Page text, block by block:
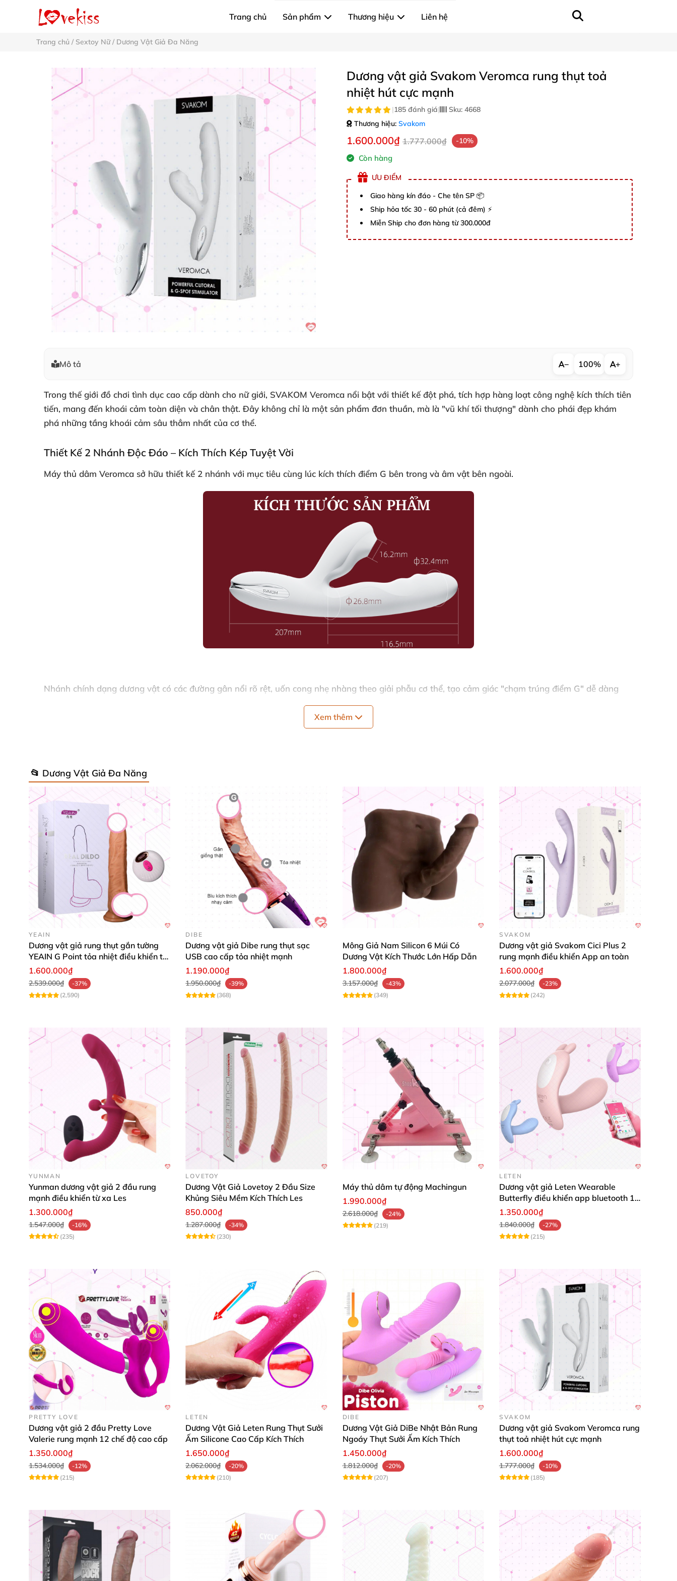
Trang chủ Sản phẩm Thương hiệu Liên hệ
Trang chủ / Sextoy Nữ/ Dương Vật Giả Đa Năng
Dương vật giả Svakom Veromca rung thụt toả
nhiệt hút cực mạnh
|185 đánh giá| Sku: 4668
Thương hiệu: Svakom
1.600.000₫ 1.777.000₫ -10%
Còn hàng
ƯU ĐIỂM
Giao hàng kín đáo - Che tên SP 📦
Ship hỏa tốc 30 - 60 phút (cả đêm) ⚡
Miễn Ship cho đơn hàng từ 300.000đ
Mô tả − 100% +
Trong thế giới đồ chơi tình dục cao cấp dành cho nữ giới, SVAKOM Veromca nổi bật với thiết kế đột phá, tích hợp hàng loạt công nghệ kích thích tiên
tiến, mang đến khoái cảm toàn diện và chân thật. Đây không chỉ là một sản phẩm đơn thuần, mà là "vũ khí tối thượng" dành cho phái đẹp khám
phá những tầng khoái cảm sâu thẳm nhất của cơ thể.
Thiết Kế 2 Nhánh Độc Đáo – Kích Thích Kép Tuyệt Vời
Máy thủ dâm Veromca sở hữu thiết kế 2 nhánh với mục tiêu cùng lúc kích thích điểm G bên trong và âm vật bên ngoài.
Nhánh chính dạng dương vật có các đường gân nổi rõ rệt, uốn cong nhẹ nhàng theo giải phẫu cơ thể, tạo cảm giác "chạm trúng điểm G" dễ dàng
mềm mại , đàn hồi , giúp bạn tận hưởng trải nghiệm một cách tự nhiên và thoải mái nhất.
Chức Năng Đặc Biệt đồ chơi tình dục nữ
Rung Thụt
mãnh liệt.
Người dùng có thể dễ dàng điều chỉnh các mức độ rung từ nhẹ nhàng đến mạnh mẽ , phù hợpvới nhu cầu và sở thích cá nhân.
Xem thêm
📂 Dương Vật Giả Đa Năng
YEAIN
Dương vật giả rung thụt gắn tường
YEAIN G Point tỏa nhiệt điều khiển từ
xa
1.600.000₫
2.539.000₫
-37%
(2,590)
DIBE
Dương vật giả Dibe rung thụt sạc
USB cao cấp tỏa nhiệt mạnh
1.190.000₫
1.950.000₫
-39%
(368)
Mông Giả Nam Silicon 6 Múi Có
Dương Vật Kích Thước Lớn Hấp Dẫn
1.800.000₫
3.157.000₫
-43%
(349)
SVAKOM
Dương vật giả Svakom Cici Plus 2
rung mạnh điều khiển App an toàn
1.600.000₫
2.077.000₫
-23%
(242)
YUNMAN
Yunman dương vật giả 2 đầu rung
mạnh điều khiển từ xa Les
1.300.000₫
1.547.000₫
-16%
(235)
LOVETOY
Dương Vật Giả Lovetoy 2 Đầu Size
Khủng Siêu Mềm Kích Thích Les
850.000₫
1.287.000₫
-34%
(230)
Máy thủ dâm tự động Machingun
1.990.000₫
2.618.000₫
-24%
(219)
LETEN
Dương vật giả Leten Wearable
Butterfly điều khiển app bluetooth 16
chế độ rung
1.350.000₫
1.840.000₫
-27%
(215)
PRETTY LOVE
Dương vật giả 2 đầu Pretty Love
Valerie rung mạnh 12 chế độ cao cấp
1.350.000₫
1.534.000₫
-12%
(215)
LETEN
Dương Vật Giả Leten Rung Thụt Sưởi
Ấm Silicone Cao Cấp Kích Thích
1.650.000₫
2.062.000₫
-20%
(210)
DIBE
Dương Vật Giả DiBe Nhật Bản Rung
Ngoáy Thụt Sưởi Ấm Kích Thích
1.450.000₫
1.812.000₫
-20%
(207)
SVAKOM
Dương vật giả Svakom Veromca rung
thụt toả nhiệt hút cực mạnh
1.600.000₫
1.777.000₫
-10%
(185)